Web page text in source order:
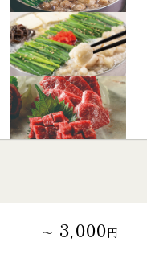
～ 3,000円